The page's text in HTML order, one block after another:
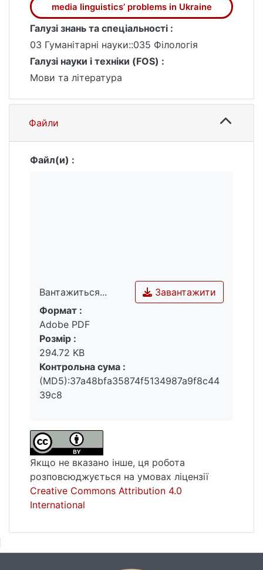
media linguistics’ problems in Ukraine
Галузі знань та спеціальності :
03 Гуманітарні науки::035 Філологія
Галузі науки і техніки (FOS) :
Мови та література
Файли
Файл(и) :
Вантажиться...
Вантажиться...
Завантажити
Формат :
Adobe PDF
Розмір :
294.72 KB
Контрольна сума :
(MD5):37a48bfa35874f5134987a9f8c44
39c8
Якщо не вказано інше, ця робота
розповсюджується на умовах ліцензії
Creative Commons Attribution 4.0
International